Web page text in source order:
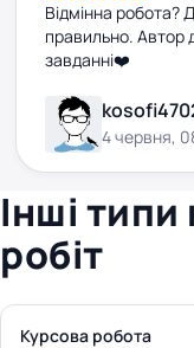
Відмінна робота?
правильно. Автор
завданні❤️
4 червня,
Інші
робіт
Курсова робота